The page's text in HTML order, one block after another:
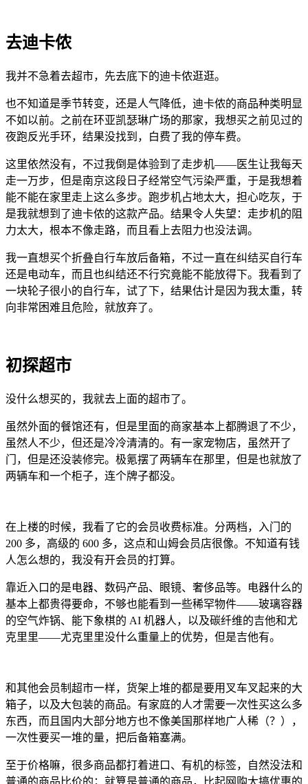
去迪卡侬
我并不急着去超市，先去底下的迪卡侬逛逛。
也不知道是季节转变，还是人气降低，迪卡侬的商品种类明显
不如以前。之前在环亚凯瑟琳广场的那家，我想买之前见过的
夜跑反光手环，结果没找到，白费了我的停车费。
这里依然没有，不过我倒是体验到了走步机——医生让我每天
走一万步，但是南京这段日子经常空气污染严重，于是我想着
能不能在家里走上这么多步。跑步机占地太大，担心吃灰，于
是我就想到了迪卡侬的这款产品。结果令人失望：走步机的阻
力太大，根本不像走路，而且看上去阻力也没法调。
我一直想买个折叠自行车放后备箱，不过一直在纠结买自行车
还是电动车，而且也纠结还不行究竟能不能放得下。我看到了
一块轮子很小的自行车，试了下，结果估计是因为我太重，转
向非常困难且危险，就放弃了。
初探超市
没什么想买的，我就去上面的超市了。
虽然外面的餐馆还有，但是里面的商家基本上都腾退了不少，
虽然人不少，但还是冷冷清清的。有一家宠物店，虽然开了
门，但是还没装修完。极氪摆了两辆车在那里，但是也就放了
两辆车和一个柜子，连个牌子都没。
在上楼的时候，我看了它的会员收费标准。分两档，入门的
200 多，高级的 600 多，这点和山姆会员店很像。不知道有钱
人怎么想的，我没有开会员的打算。
靠近入口的是电器、数码产品、眼镜、奢侈品等。电器什么的
基本上都贵得要命，不够也能看到一些稀罕物件——玻璃容器
的空气炸锅、能下象棋的 AI 机器人，以及碳纤维的吉他和尤
克里里——尤克里里没什么重量上的优势，但是吉他有。
和其他会员制超市一样，货架上堆的都是要用叉车叉起来的大
箱子，以及大包装的商品。有家庭的人才需要一次性买这么多
东西，而且国内大部分地方也不像美国那样地广人稀（？），
一次性要买一堆的量，把后备箱塞满。
至于价格嘛，很多商品都打着进口、有机的标签，自然没法和
普通的商品比价的；就算是普通的商品，比起网购大搞优惠的